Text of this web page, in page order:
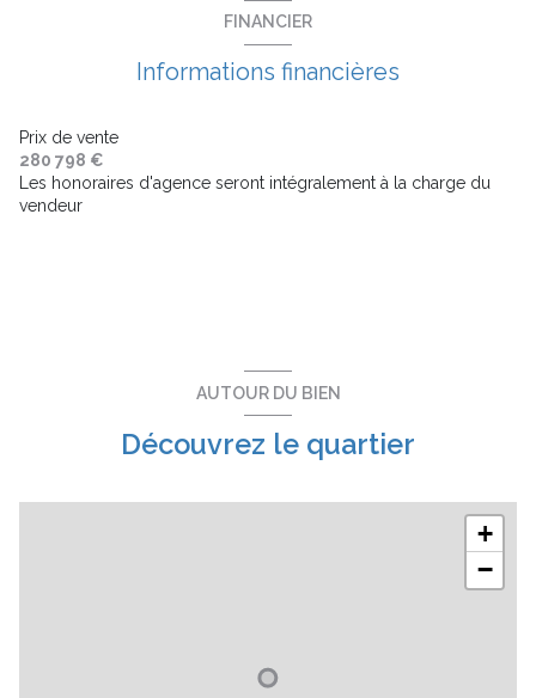
FINANCIER
Informations financières
Prix de vente
280 798 €
Les honoraires d'agence seront intégralement à la charge du
vendeur
AUTOUR DU BIEN
Découvrez le quartier
+
−